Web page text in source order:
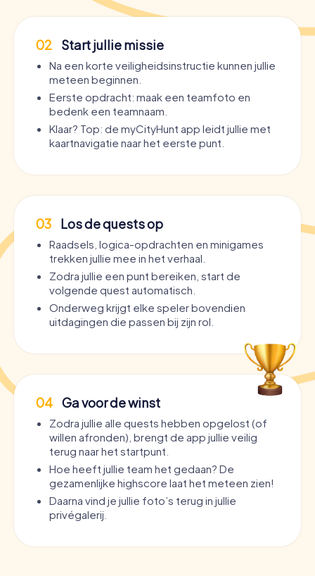
02 Start jullie missie
Na een korte veiligheidsinstructie kunnen jullie
meteen beginnen.
Eerste opdracht: maak een teamfoto en
bedenk een teamnaam.
Klaar? Top: de myCityHunt app leidt jullie met
kaartnavigatie naar het eerste punt.
03 Los de quests op
Raadsels, logica-opdrachten en minigames
trekken jullie mee in het verhaal.
Zodra jullie een punt bereiken, start de
volgende quest automatisch.
Onderweg krijgt elke speler bovendien
uitdagingen die passen bij zijn rol.
04 Ga voor de winst
Zodra jullie alle quests hebben opgelost (of
willen afronden), brengt de app jullie veilig
terug naar het startpunt.
Hoe heeft jullie team het gedaan? De
gezamenlijke highscore laat het meteen zien!
Daarna vind je jullie foto’s terug in jullie
privégalerij.